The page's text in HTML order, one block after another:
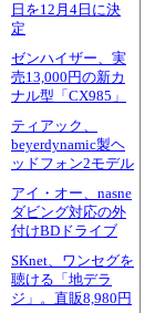
日を12月4日に決
定
ゼンハイザー、実
売13,000円の新カ
ナル型「CX985」
ティアック、
beyerdynamic製ヘ
ッドフォン2モデル
アイ・オー、nasne
ダビング対応の外
付けBDドライブ
SKnet、ワンセグを
聴ける「地デラ
ジ」。直販8,980円